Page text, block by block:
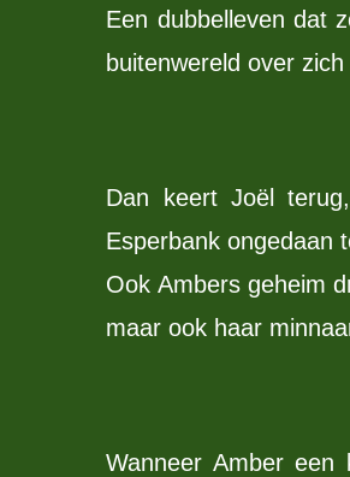
Een dubbelleven dat
buitenwereld over
Dan keert Joël
Esperbank ongedaan
Ook Ambers geheim
maar ook haar
Wanneer Amber